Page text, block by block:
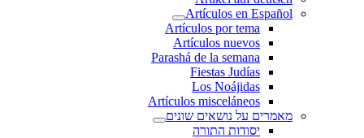
Artículos en Español
Artículos por tema
Artículos nuevos
Parashá de la semana
Fiestas Judías
Los Noájidas
Artículos misceláneos
מאמרים על נושאים שונים
יסודות התורה